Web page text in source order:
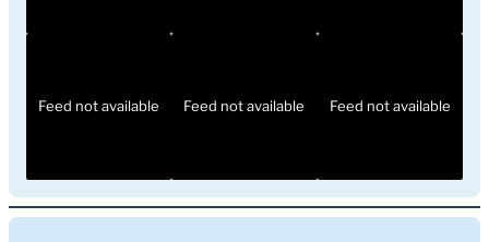
Feed not available Feed not available Feed not available